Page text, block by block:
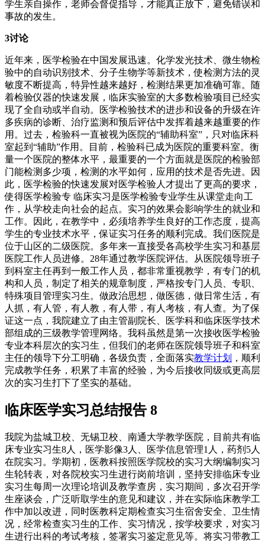
学生亲自操作，老师会督促指导，才能真正放下，避免错误和
事故的发生。
3讨论
近年来，医学检验在中国发展迅速。化学发光技术、微生物检
验中的自动识别技术、分子生物学等新技术，使检测方法的灵
敏度不断提高，特异性越来越好，检测结果更加准确可靠。随
着检验仪器的快速发展，临床实验室的大多数检验项目已经实
现了全自动或半自动。医学检验技术的进步和设备的升级在许
多疾病的诊断、治疗监测和预后评估中发挥着越来越重要的作
用。过去，检验科一直被视为医院的“辅助科室”，只对临床科
室起到“辅助”作用。目前，检验科已成为医院的重要科室。衡
量一个医院的整体水平，最重要的一个方面就是医院的检验部
门能检测多少项，检测的水平如何，应用的技术是否先进。因
此，医学检验的快速发展对医学检验人才提出了更高的要求，
使得医学检验专 临床实习是医学检验专业学生从课堂走向工
作，从学校走向社会的起点。实习的效果会影响学生的就业和
工作。因此，在教学中，必须培养学生良好的工作态度，提高
学生的专业技术水平，保证实习任务的顺利完成。我们医院是
位于山区的二级医院。多年来一直接受各高校学生实习和基层
医院工作人员进修。28年通过教学医院评估。从医院领导班子
到科室主任再到一般工作人员，都非常重视教学，有专门的机
构和人员，制定了相关的规章制度，严格按专门人员、专职、
特殊项目管理实习生。做政治思想，做医德，做日常生活，有
人抓，有人管，有人教，有人带，有人考核，有人查。为了保
证这一点，我院建立了由主管副院长、医学科和临床医学技术
部组成的三级教学管理网络。我科虽然是第一次接收医学检验
专业本科层次的实习生，但我们的老师在医院领导班子和科室
主任的领导下分工明确，各级负责，全面落实教学计划
，顺利
完成教学任务，积累了丰富的经验，为今后接收同级或更高层
次的实习生打下了坚实的基础。
临床医学实习总结报告 8
我院为盐城卫校、无锡卫校、南通大学教学医院，目前共有临
床专业实习生8人，医学影像3人、医学信息管理1人，药剂5人
在院实习。学期初，医教科按照医学院校的实习大纲编制实习
生轮转表，对各院校实习生进行岗前培训，坚持安排临床专业
实习生每周一次理论培训及教学查房，实习期间，多次召开学
生座谈会，广泛听取学生的意见和建议，并在实际临床教学工
作中加以改进，同时医教科定期检查实习生宿舍安全、卫生情
况，经常检查实习生的工作、实习情况，按学校要求，对实习
生进行出科的考试考核，签署实习鉴定意见等。将实习带教工